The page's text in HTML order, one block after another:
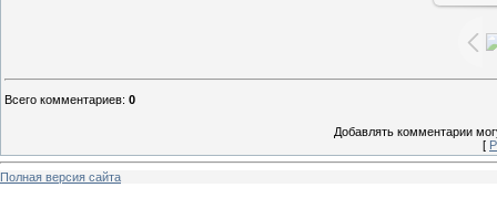
Всего комментариев: 0
Добавлять комментарии
[
Полная версия сайта